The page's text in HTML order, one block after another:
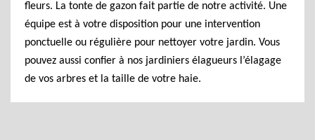
fleurs. La tonte de gazon fait partie de notre activité. Une
équipe est à votre disposition pour une intervention
ponctuelle ou régulière pour nettoyer votre jardin. Vous
pouvez aussi confier à nos jardiniers élagueurs l’élagage
de vos arbres et la taille de votre haie.